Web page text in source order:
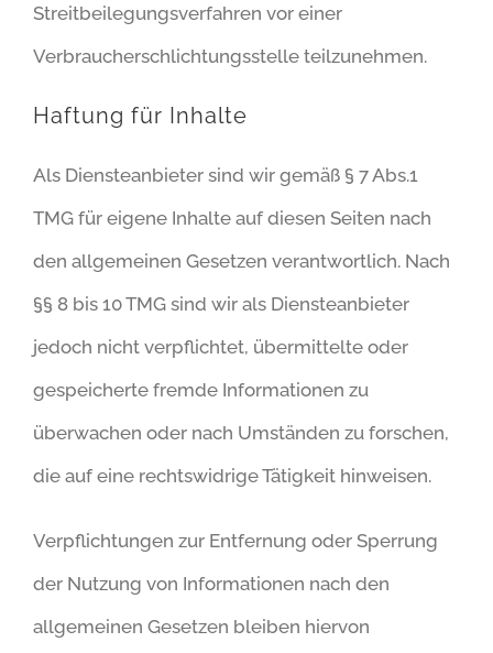
Streitbeilegungsverfahren vor einer
Verbraucherschlichtungsstelle teilzunehmen.
Haftung für Inhalte
Als Diensteanbieter sind wir gemäß § 7 Abs.1
TMG für eigene Inhalte auf diesen Seiten nach
den allgemeinen Gesetzen verantwortlich. Nach
§§ 8 bis 10 TMG sind wir als Diensteanbieter
jedoch nicht verpflichtet, übermittelte oder
gespeicherte fremde Informationen zu
überwachen oder nach Umständen zu forschen,
die auf eine rechtswidrige Tätigkeit hinweisen.
Verpflichtungen zur Entfernung oder Sperrung
der Nutzung von Informationen nach den
allgemeinen Gesetzen bleiben hiervon